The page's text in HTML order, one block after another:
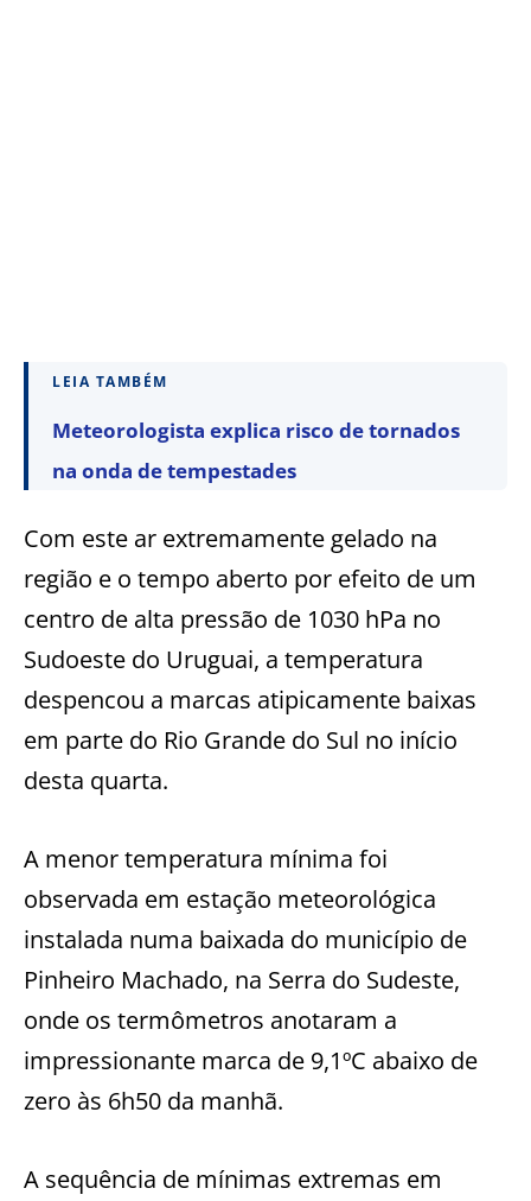
LEIA TAMBÉM
Meteorologista explica risco de tornados
na onda de tempestades
Com este ar extremamente gelado na
região e o tempo aberto por efeito de um
centro de alta pressão de 1030 hPa no
Sudoeste do Uruguai, a temperatura
despencou a marcas atipicamente baixas
em parte do Rio Grande do Sul no início
desta quarta.
A menor temperatura mínima foi
observada em estação meteorológica
instalada numa baixada do município de
Pinheiro Machado, na Serra do Sudeste,
onde os termômetros anotaram a
impressionante marca de 9,1ºC abaixo de
zero às 6h50 da manhã.
A sequência de mínimas extremas em